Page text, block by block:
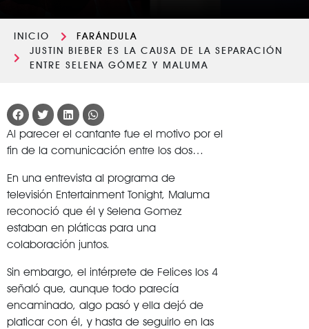
INICIO
FARÁNDULA
JUSTIN BIEBER ES LA CAUSA DE LA SEPARACIÓN
ENTRE SELENA GÓMEZ Y MALUMA
Al parecer el cantante fue el motivo por el
fin de la comunicación entre los dos…
En una entrevista al programa de
televisión Entertainment Tonight, Maluma
reconoció que él y Selena Gomez
estaban en pláticas para una
colaboración juntos.
Sin embargo, el intérprete de Felices los 4
señaló que, aunque todo parecía
encaminado, algo pasó y ella dejó de
platicar con él, y hasta de seguirlo en las